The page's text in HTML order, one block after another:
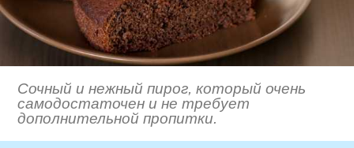
Сочный и нежный пирог, который очень
самодостаточен и не требует
дополнительной пропитки.